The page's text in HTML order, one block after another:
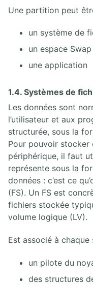
2. VIRTUALISATION
2.1. Introduction aux
2.2. LXC/LXD
2.4. Buildah Podman Skopeo
3. ORCHESTRATION DOCKER
4. ORCHESTRATION
5. GESTION ET PROVISIONING
5.1. Packer
5.2. Cloud-init
5.3. Vagrant
5.4. Terraform
V. ADMINISTRATION
Une partition peut
un système de
un espace Swap
une application
1.4. Systèmes de
Les données sont
l’utilisateur et aux
structurée, sous la
Pour pouvoir stocker
périphérique, il faut
représente sous la
données : c’est ce
(FS). Un FS est
fichiers stockée
volume logique (LV).
Est associé à
un pilote du
des structures